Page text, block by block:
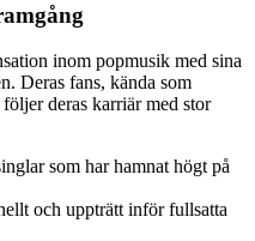
inom popmusik med sina
Deras fans, kända som
deras karriär med stor
som har hamnat högt på
och uppträtt inför fullsatta